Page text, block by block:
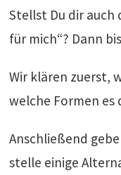
Stellst Du dir auch
für mich“? Dann
Wir klären zuerst,
welche Formen es
Anschließend
stelle einige